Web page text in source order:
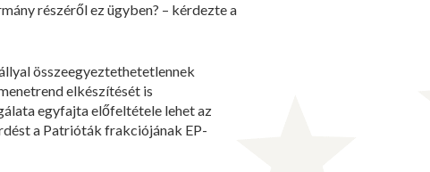
részéről ez ügyben? – kérdezte a
összeegyeztethetetlennek
elkészítését is
egyfajta előfeltétele lehet az
a Patrióták frakciójának EP-